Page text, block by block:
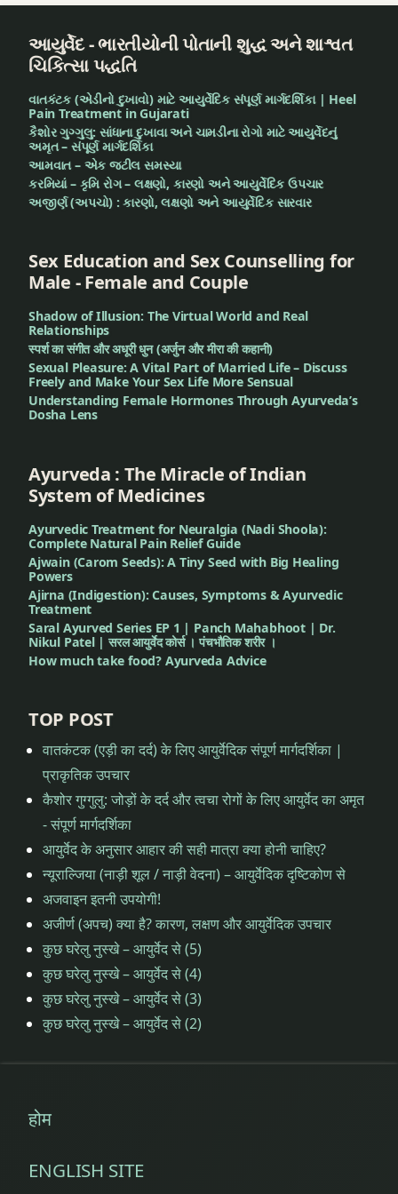
ग्रोथ
बेस्ट
क्वालिटी
सुवर्णप्राशन
बेहतर
संतान
भारत में
भारतीय
परंपरा
मेमोरी
बूस्टर
मेमोरी
बूस्टर
शिशु
को
बूस्टर
बनाना
शिशु
को
स्वस्थ
बनाना
सुवर्णप्राशन
सुवर्ण।
स्वर्ण
सुवर्णप्रधान
सुवर्णप्राशन
सुवर्णप्राशन
FAQ
सुवर्णप्राशन
सुवर्णप्राशन
शिविर तिथि
सोने
की
क्वालिटी
सुवर्णप्राशन
बेहतर
संतान
भारत में
सुवर्णप्राशन
परंपरा
बूस्टर
मेमोरी
बूस्टर
बनाना
को
बूस्टर
बनाना
शिशु
को
स्वस्थ
बनाना
शुद्ध
सुवर्ण।
स्वर्ण
सुवर्णप्रधान
सुवर्णप्राशन
सुवर्णप्राशन
FAQ
सुवर्णप्राशन
आयुर्वेद
सुवर्णप्राशन
तिथियां
सुवर्णप्राशन
सोने
बूंदें
આયુર્વેદ - ભારતીયોની પોતાની શુદ્ધ અને શાશ્વત
ચિકિત્સા પદ્ધતિ
વાતકંટક (એડીનો દુખાવો) માટે આયુર્વેદિક સંપૂર્ણ માર્ગદર્શિકા | Heel
Pain Treatment in Gujarati
કૈશોર ગુગ્ગુલુ: સાંધાના દુખાવા અને ચામડીના રોગો માટે આયુર્વેદનું
અમૃત – સંપૂર્ણ માર્ગદર્શિકા
આમવાત – એક જટીલ સમસ્યા
કરમિયાં – કૃમિ રોગ – લક્ષણો, કારણો અને આયુર્વેદિક ઉપચાર
અજીર્ણ (અપચો) : કારણો, લક્ષણો અને આયુર્વેદિક સારવાર
Sex Education and Sex Counselling for
Male - Female and Couple
Shadow of Illusion: The Virtual World and Real
Relationships
स्पर्श का संगीत और अधूरी धुन (अर्जुन और मीरा की कहानी)
Sexual Pleasure: A Vital Part of Married Life – Discuss
Freely and Make Your Sex Life More Sensual
Understanding Female Hormones Through Ayurveda’s
Dosha Lens
Ayurveda : The Miracle of Indian
System of Medicines
Ayurvedic Treatment for Neuralgia (Nadi Shoola):
Complete Natural Pain Relief Guide
Ajwain (Carom Seeds): A Tiny Seed with Big Healing
Powers
Ajirna (Indigestion): Causes, Symptoms & Ayurvedic
Treatment
Saral Ayurved Series EP 1 | Panch Mahabhoot | Dr.
Nikul Patel | सरल आयुर्वेद कोर्स । पंचभौतिक शरीर ।
How much take food? Ayurveda Advice
TOP POST
वातकंटक (एड़ी का दर्द) के लिए आयुर्वेदिक संपूर्ण मार्गदर्शिका |
प्राकृतिक उपचार
कैशोर गुग्गुलु: जोड़ों के दर्द और त्वचा रोगों के लिए आयुर्वेद का अमृत
- संपूर्ण मार्गदर्शिका
आयुर्वेद के अनुसार आहार की सही मात्रा क्या होनी चाहिए?
न्यूराल्जिया (नाड़ी शूल / नाड़ी वेदना) – आयुर्वेदिक दृष्टिकोण से
अजवाइन इतनी उपयोगी!
अजीर्ण (अपच) क्या है? कारण, लक्षण और आयुर्वेदिक उपचार
कुछ घरेलु नुस्खे – आयुर्वेद से (5)
कुछ घरेलु नुस्खे – आयुर्वेद से (4)
कुछ घरेलु नुस्खे – आयुर्वेद से (3)
कुछ घरेलु नुस्खे – आयुर्वेद से (2)
होम
ENGLISH SITE